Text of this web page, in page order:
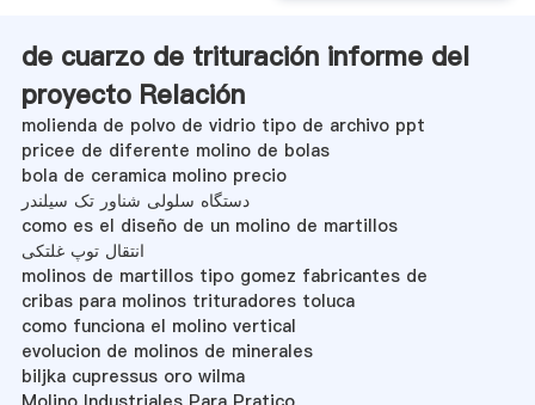
de cuarzo de trituración informe del
proyecto Relación
molienda de polvo de vidrio tipo de archivo ppt
pricee de diferente molino de bolas
bola de ceramica molino precio
دستگاه سلولی شناور تک سیلندر
como es el diseño de un molino de martillos
انتقال توپ غلتکی
molinos de martillos tipo gomez fabricantes de
cribas para molinos trituradores toluca
como funciona el molino vertical
evolucion de molinos de minerales
biljka cupressus oro wilma